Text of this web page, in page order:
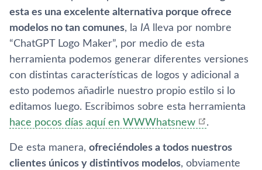
esta es una excelente alternativa porque ofrece
modelos no tan comunes, la IA lleva por nombre
“ChatGPT Logo Maker”, por medio de esta
herramienta podemos generar diferentes versiones
con distintas características de logos y adicional a
esto podemos añadirle nuestro propio estilo si lo
editamos luego. Escribimos sobre esta herramienta
hace pocos días aquí en WWWhatsnew
.
De esta manera, ofreciéndoles a todos nuestros
clientes únicos y distintivos modelos, obviamente